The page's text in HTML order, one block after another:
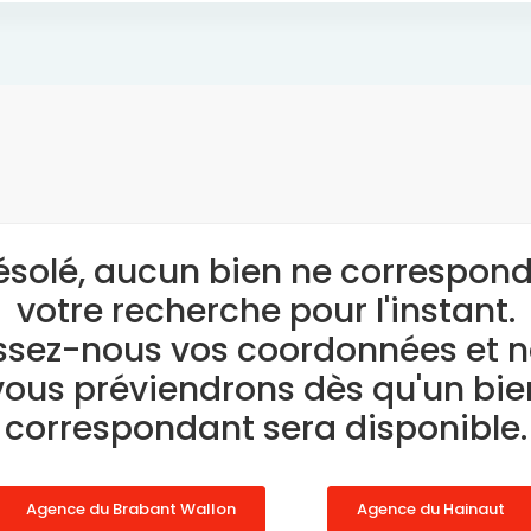
aucun bien ne
votre recherche pour l'instant.
nous vos coordonnées et
préviendrons dès qu'un
correspondant sera disponible.
Agence du Brabant Wallon Agence du Hainaut